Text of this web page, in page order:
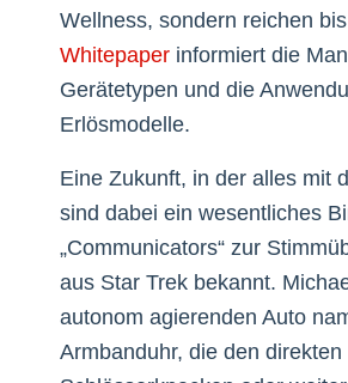
Wellness, sondern reichen
Whitepaper informiert die
Gerätetypen und die
Erlösmodelle.
Eine Zukunft, in der alles mit
sind dabei ein wesentliches
„Communicators“ zur
aus Star Trek bekannt.
autonom agierenden Auto
Armbanduhr, die den